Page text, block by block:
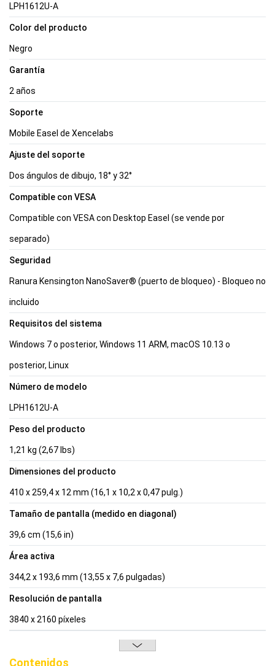
LPH1612U-A
Color del producto
Negro
Garantía
2 años
Soporte
Mobile Easel de Xencelabs
Ajuste del soporte
Dos ángulos de dibujo, 18° y 32°
Compatible con VESA
Compatible con VESA con Desktop Easel (se vende por
separado)
Seguridad
Ranura Kensington NanoSaver® (puerto de bloqueo) - Bloqueo no
incluido
Requisitos del sistema
Windows 7 o posterior, Windows 11 ARM, macOS 10.13 o
posterior, Linux
Número de modelo
LPH1612U-A
Peso del producto
1,21 kg (2,67 lbs)
Dimensiones del producto
410 x 259,4 x 12 mm (16,1 x 10,2 x 0,47 pulg.)
Tamaño de pantalla (medido en diagonal)
39,6 cm (15,6 in)
Área activa
344,2 x 193,6 mm (13,55 x 7,6 pulgadas)
Resolución de pantalla
3840 x 2160 píxeles
Contenidos